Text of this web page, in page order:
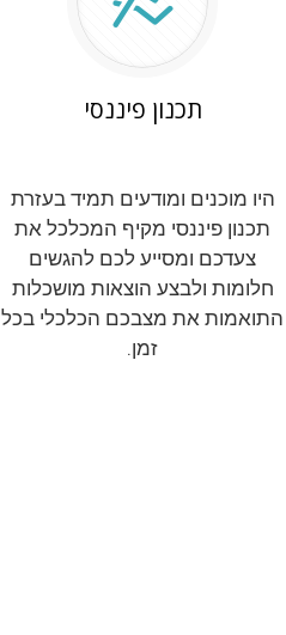
תכנון פיננסי
היו מוכנים ומודעים תמיד בעזרת
תכנון פיננסי מקיף המכלכל את
צעדכם ומסייע לכם להגשים
חלומות ולבצע הוצאות מושכלות
התואמות את מצבכם הכלכלי בכל
זמן.